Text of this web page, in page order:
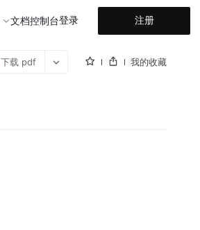
文档控制台登录 注册
下载 pdf 我的收藏